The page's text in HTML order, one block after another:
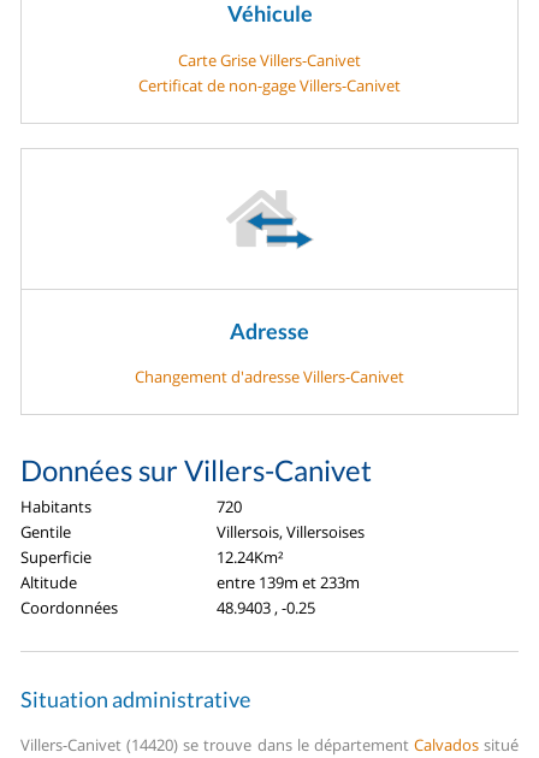
Véhicule
Carte Grise Villers-Canivet
Certificat de non-gage Villers-Canivet
Adresse
Changement d'adresse Villers-Canivet
Données sur Villers-Canivet
Habitants
720
Gentile
Villersois, Villersoises
Superficie
12.24Km²
Altitude
entre 139m et 233m
Coordonnées
48.9403 , -0.25
Situation administrative
Villers-Canivet (14420) se trouve dans le département Calvadossitué